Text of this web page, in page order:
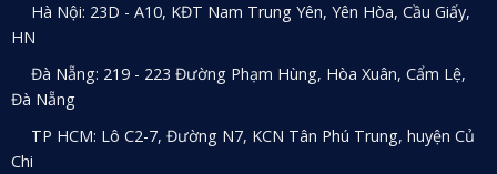
Hà Nội: 23D - A10, KĐT Nam Trung Yên, Yên Hòa, Cầu Giấy,
HN
Đà Nẵng: 219 - 223 Đường Phạm Hùng, Hòa Xuân, Cẩm Lệ,
Đà Nẵng
TP HCM: Lô C2-7, Đường N7, KCN Tân Phú Trung, huyện Củ
Chi